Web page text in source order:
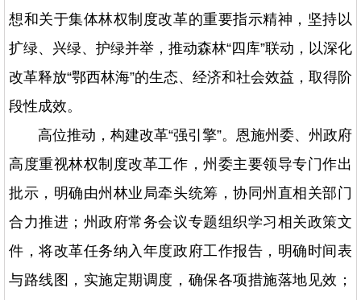
想和关于集体林权制度改革的重要指示精神，坚持以
扩绿、兴绿、护绿并举，推动森林“四库”联动，以深化
改革释放“鄂西林海”的生态、经济和社会效益，取得阶
段性成效。
高位推动，构建改革“强引擎”。恩施州委、州政府
高度重视林权制度改革工作，州委主要领导专门作出
批示，明确由州林业局牵头统筹，协同州直相关部门
合力推进；州政府常务会议专题组织学习相关政策文
件，将改革任务纳入年度政府工作报告，明确时间表
与路线图，实施定期调度，确保各项措施落地见效；